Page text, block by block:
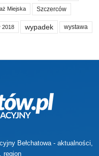
Miejska Szczerców
2018 wypadek wystawa
Bełchatowa - aktualności,
region